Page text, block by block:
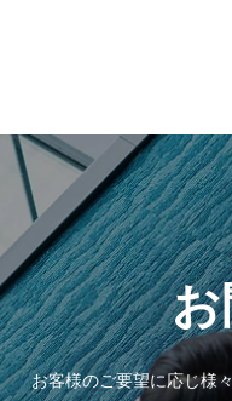
お
お客様のご要望に応じ様